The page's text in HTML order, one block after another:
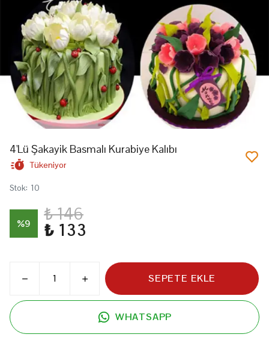
4'Lü Şakayik Basmalı Kurabiye Kalıbı
Tükeniyor
Stok: 10
%9 ₺ 146
₺ 133
SEPETE EKLE
WHATSAPP